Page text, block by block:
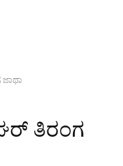
ತಿರಂಗ